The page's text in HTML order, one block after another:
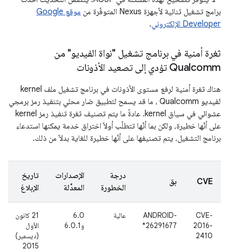
برامج تشغيل ثنائية لأجهزة Nexus المتوفّرة من
موقع Google
Developer الإلكتروني
.
ثغرة أمنية في برنامج تشغيل "نواة الفيديو" من
Qualcomm تؤدي إلى تصعيد الأذونات
هناك ثغرة أمنية لرفع مستوى الأذونات في برنامج تشغيل ملف kernel
لفيديو Qualcomm ، ما قد يسمح لتطبيق ضار محلي بتنفيذ رمز برمجي
عشوائي في سياق kernel. عادةً ما يتم تصنيف ثغرة تنفيذ رمز kernel
على أنّها خطيرة، ولكن بما أنّها تتطلّب أولاً اختراق خدمة يمكنها استدعاء
برنامج التشغيل، يتم تصنيفها على أنّها خطيرة للغاية بدلاً من ذلك.
CVE بق
درجة
الخطورة
الإصدارات
المعدَّلة
تاريخ
الإبلاغ
CVE-
2016-
2410
‎ANDROID-
26291677*
عالية
6.0
و6.0.1
21 كانون
الأول
(ديسمبر)
2015